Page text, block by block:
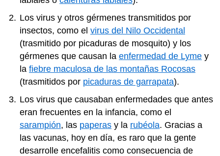
Los virus y otros gérmenes transmitidos por
insectos, como el virus del Nilo Occidental
(trasmitido por picaduras de mosquito) y los
gérmenes que causan la enfermedad de Lyme y
la fiebre maculosa de las montañas Rocosas
(trasmitidos por picaduras de garrapata).
Los virus que causaban enfermedades que antes
eran frecuentes en la infancia, como el
sarampión, las paperas y la rubéola. Gracias a
las vacunas, hoy en día, es raro que la gente
desarrolle encefalitis como consecuencia de